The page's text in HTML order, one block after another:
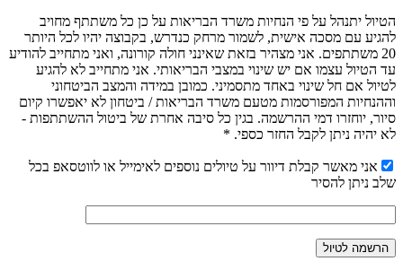
הטיול יתנהל על פי הנחיות משרד הבריאות על כן כל משתתף מחויב
להגיע עם מסכה אישית, לשמור מרחק כנדרש, בקבוצה יהיו לכל היותר
20 משתתפים. אני מצהיר בזאת שאינני חולה קורונה, ואני מתחייב להודיע
עד הטיול עצמו אם יש שינוי במצבי הבריאותי. אני מתחייב לא להגיע
לטיול אם חל שינוי באחד מתסמיני. כמובן במידה והמצב הביטחוני
וההנחיות המפורסמות מטעם משרד הבריאות / ביטחון לא יאפשרו קיום
סיור, יוחזרו דמי ההרשמה. בגין כל סיבה אחרת של ביטול ההשתתפות -
לא יהיה ניתן לקבל החזר כספי. *
אני מאשר קבלת דיוור על טיולים נוספים לאימייל או לווטסאפ בכל
שלב ניתן להסיר